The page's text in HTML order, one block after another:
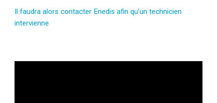
Il faudra alors contacter Enedis afin qu’un technicien
intervienne